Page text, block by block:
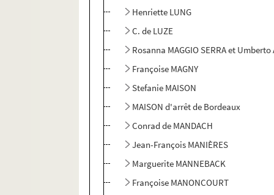
Henriette LUNG
C. de LUZE
Rosanna MAGGIO SERRA et
Françoise MAGNY
Stefanie MAISON
MAISON d'arrêt de Bordeaux
Conrad de MANDACH
Jean-François MANIÈRES
Marguerite MANNEBACK
Françoise MANONCOURT